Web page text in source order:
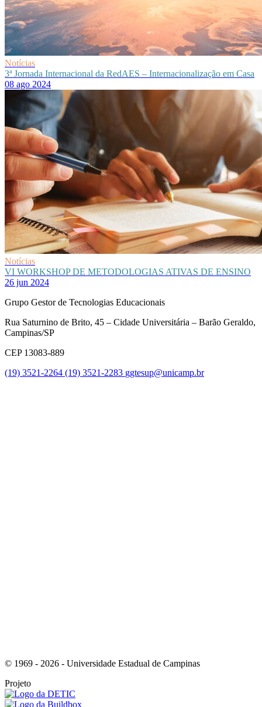
Notícias
3ª Jornada Internacional da RedAES – Internacionalização em Casa
08 ago 2024
Notícias
VI WORKSHOP DE METODOLOGIAS ATIVAS DE ENSINO
26 jun 2024
Grupo Gestor de Tecnologias Educacionais
Rua Saturnino de Brito, 45 – Cidade Universitária – Barão Geraldo,
Campinas/SP
CEP 13083-889
(19) 3521-2264 (19) 3521-2283 ggtesup@unicamp.br
© 1969 - 2026 - Universidade Estadual de Campinas
Projeto